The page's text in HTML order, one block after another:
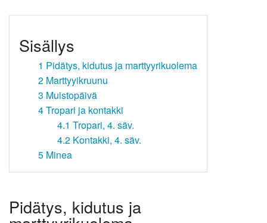
Sisällys
1 Pidätys, kidutus ja marttyyrikuolema
2 Marttyyikruunu
3 Muistopäivä
4Tropari ja kontakki
4.1 Tropari, 4. säv.
4.2 Kontakki, 4. säv.
5 Minea
Pidätys, kidutus ja